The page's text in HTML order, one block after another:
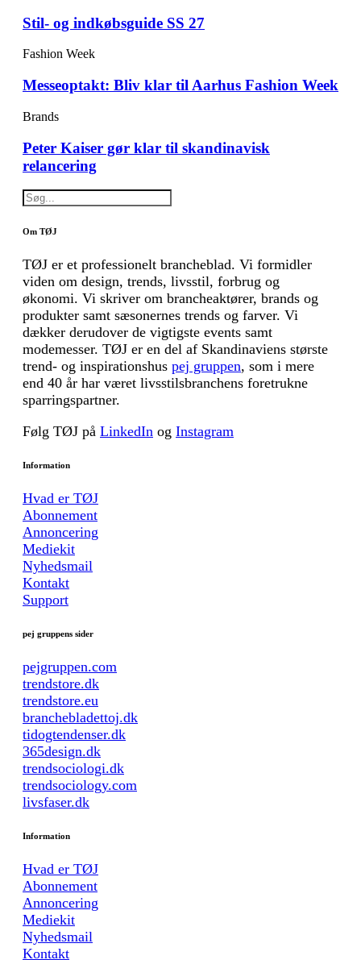
Stil- og indkøbsguide SS 27
Fashion Week
Messeoptakt: Bliv klar til Aarhus Fashion Week
Brands
Peter Kaiser gør klar til skandinavisk
relancering
Om TØJ
TØJ er et professionelt brancheblad. Vi formidler
viden om design, trends, livsstil, forbrug og
økonomi. Vi skriver om brancheaktører, brands og
produkter samt sæsonernes trends og farver. Vi
dækker derudover de vigtigste events samt
modemesser. TØJ er en del af Skandinaviens største
trend- og inspirationshus pej gruppen, som i mere
end 40 år har været livsstilsbranchens foretrukne
sparringspartner.
Følg TØJ på LinkedIn og Instagram
Information
Hvad er TØJ
Abonnement
Annoncering
Mediekit
Nyhedsmail
Kontakt
Support
pej gruppens sider
pejgruppen.com
trendstore.dk
trendstore.eu
branchebladettoj.dk
tidogtendenser.dk
365design.dk
trendsociologi.dk
trendsociology.com
livsfaser.dk
Information
Hvad er TØJ
Abonnement
Annoncering
Mediekit
Nyhedsmail
Kontakt